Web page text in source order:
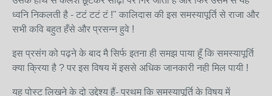
ध्वनि निकलती है - टटं टटं टं !" कालिदास की इस समस्यापूर्ति से राजा और
सभी कवि बहुत हँसे और प्रसन्न हुवे !
इस प्रसंग को पढ़ने के बाद मै सिर्फ इतना ही समझ पाया हूँ कि समस्यापूर्ति
क्या क्रिया है ? पर इस विषय में इससे अधिक जानकारी नही मिल पायी !
यह पोस्ट लिखने के दो उद्देश्य हैं- प्रथम कि समस्यापूर्ति के विषय में